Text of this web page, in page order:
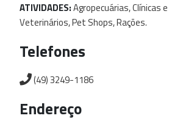
ATIVIDADES:Agropecuárias,Clínicase
Veterinários,Pet Shops,Rações.
Telefones
(49) 3249-1186
Endereço